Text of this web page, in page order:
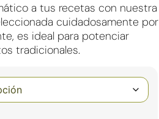
a tus recetas con nuestra
cuidadosamente por
es ideal para potenciar
tradicionales.